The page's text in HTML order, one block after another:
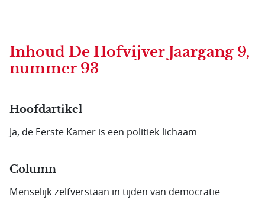
Inhoud De Hofvijver Jaargang 9,
nummer 93
Hoofdartikel
Ja, de Eerste Kamer is een politiek lichaam
Column
Menselijk zelfverstaan in tijden van democratie